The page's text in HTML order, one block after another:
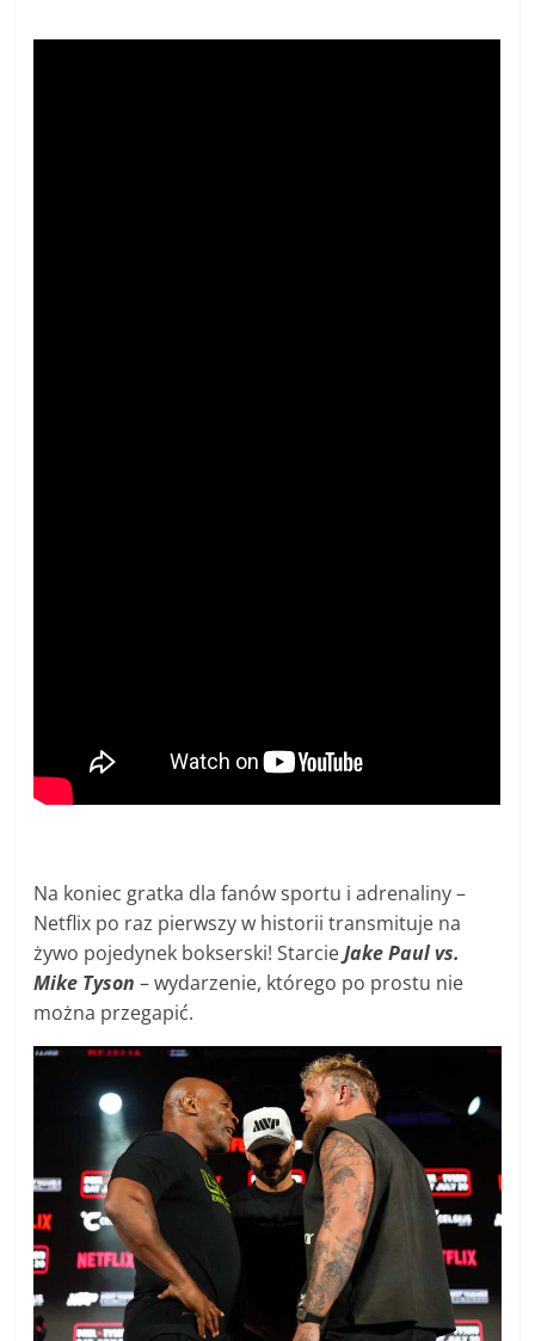
Na koniec gratka dla fanów sportu i adrenaliny –
Netflix po raz pierwszy w historii transmituje na
żywo pojedynek bokserski! StarcieJake Paul vs.
Mike Tyson – wydarzenie, którego po prostu nie
można przegapić.